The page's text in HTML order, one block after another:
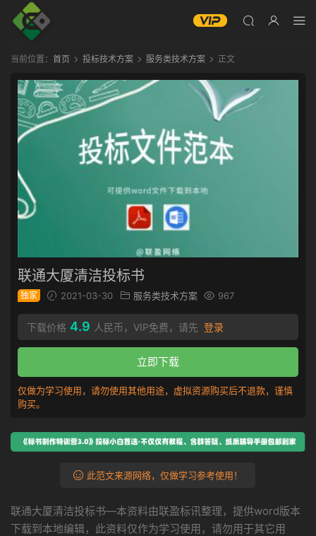
当前位置： 首页 投标技术方案 服务类技术方案 正文
联通大厦清洁投标书
独家 2021-03-30 服务类技术方案 967
下载价格 4.9 人民币，VIP免费，请先 登录
立即下载
仅做为学习使用，请勿使用其他用途，虚拟资源购买后不退款，谨慎
购买。
此范文来源网络，仅做学习参考使用！
联通大厦清洁投标书—本资料由联盈标讯整理，提供word版本
下载到本地编辑，此资料仅作为学习使用，请勿用于其它用